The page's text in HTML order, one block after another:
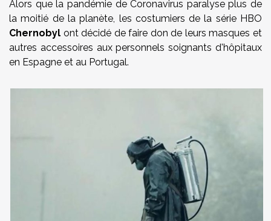
Alors que la pandémie de Coronavirus paralyse plus de
la moitié de la planète, les costumiers de la série HBO
Chernobyl ont décidé de faire don de leurs masques et
autres accessoires aux personnels soignants d'hôpitaux
en Espagne et au Portugal.